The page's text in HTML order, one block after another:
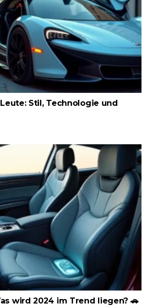
Stil, Technologie und
wird 2024 im Trend liegen? 🚗